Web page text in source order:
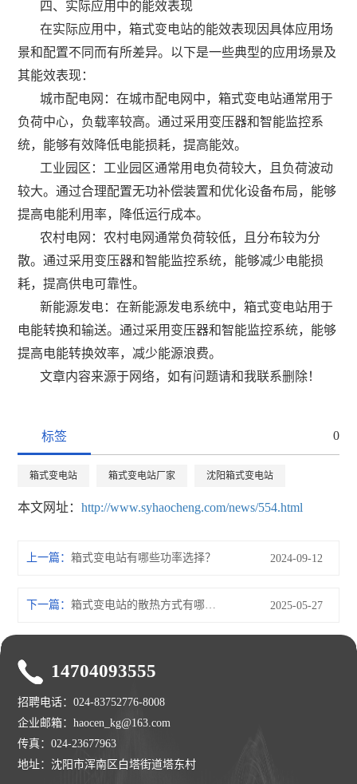
四、实际应用中的能效表现
在实际应用中，箱式变电站的能效表现因具体应用场
景和配置不同而有所差异。以下是一些典型的应用场景及
其能效表现：
城市配电网：在城市配电网中，箱式变电站通常用于
负荷中心，负载率较高。通过采用变压器和智能监控系
统，能够有效降低电能损耗，提高能效。
工业园区：工业园区通常用电负荷较大，且负荷波动
较大。通过合理配置无功补偿装置和优化设备布局，能够
提高电能利用率，降低运行成本。
农村电网：农村电网通常负荷较低，且分布较为分
散。通过采用变压器和智能监控系统，能够减少电能损
耗，提高供电可靠性。
新能源发电：在新能源发电系统中，箱式变电站用于
电能转换和输送。通过采用变压器和智能监控系统，能够
提高电能转换效率，减少能源浪费。
文章内容来源于网络，如有问题请和我联系删除！
标签 0
箱式变电站 箱式变电站厂家 沈阳箱式变电站
本文网址：http://www.syhaocheng.com/news/554.html
上一篇：箱式变电站有哪些功率选择？ 2024-09-12
下一篇： 箱式变电站的散热方式有哪些？ 2025-05-27
14704093555
招聘电话：024-83752776-8008
企业邮箱：haocen_kg@163.com
传真：024-23677963
地址：沈阳市浑南区白塔街道塔东村